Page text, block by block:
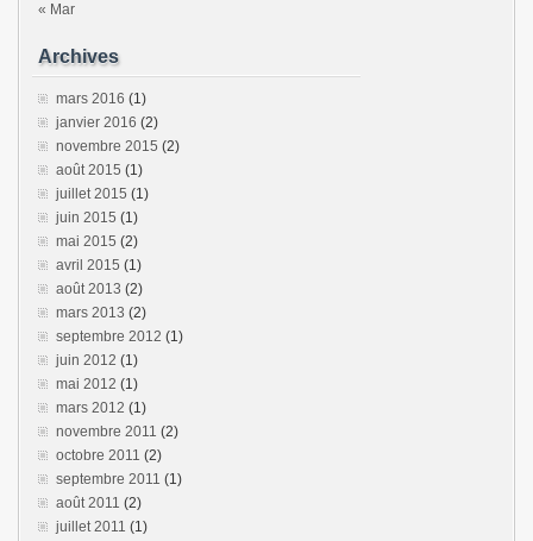
« Mar
Archives
mars 2016 (1)
janvier 2016 (2)
novembre 2015 (2)
août 2015 (1)
juillet 2015 (1)
juin 2015 (1)
mai 2015 (2)
avril 2015 (1)
août 2013 (2)
mars 2013 (2)
septembre 2012 (1)
juin 2012 (1)
mai 2012 (1)
mars 2012 (1)
novembre 2011 (2)
octobre 2011 (2)
septembre 2011 (1)
août 2011 (2)
juillet 2011 (1)